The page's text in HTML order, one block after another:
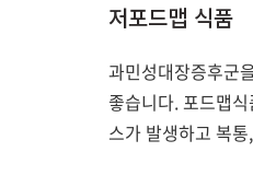
저포드맵 식품
과민성대장증후군
좋습니다. 포드맵
스가 발생하고 복